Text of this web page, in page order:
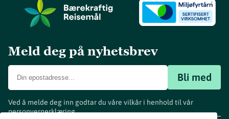
Meld deg på nyhetsbrev
Bli med
Ved å melde deg inn godtar du våre vilkår i henhold til vår
personvernerklæring.